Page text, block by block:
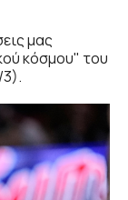
μας
κόσμου" του
3).